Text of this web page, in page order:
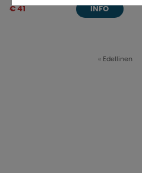
€ 41 INFO
« Edellinen